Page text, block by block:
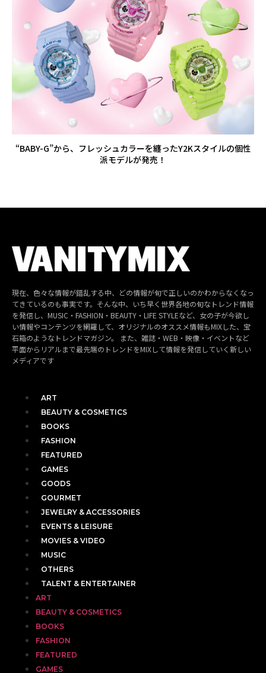
“BABY-G”から、フレッシュカラーを纏ったY2Kスタイルの個性
派モデルが発売！
現在、色々な情報が錯乱する中、どの情報が旬で正しいのかわからなくなっ
てきているのも事実です。そんな中、いち早く世界各地の旬なトレンド情報
を発信し、MUSIC・FASHION・BEAUTY・LIFE STYLEなど、女の子が今欲し
い情報やコンテンツを網羅して、オリジナルのオススメ情報もMIXした、宝
石箱のようなトレンドマガジン。 また、雑誌・WEB・映像・イベントなど
平面からリアルまで最先端のトレンドをMIXして情報を発信していく新しい
メディアです
ART
BEAUTY & COSMETICS
BOOKS
FASHION
FEATURED
GAMES
GOODS
GOURMET
JEWELRY & ACCESSORIES
EVENTS & LEISURE
MOVIES & VIDEO
MUSIC
OTHERS
TALENT & ENTERTAINER
ART
BEAUTY & COSMETICS
BOOKS
FASHION
FEATURED
GAMES